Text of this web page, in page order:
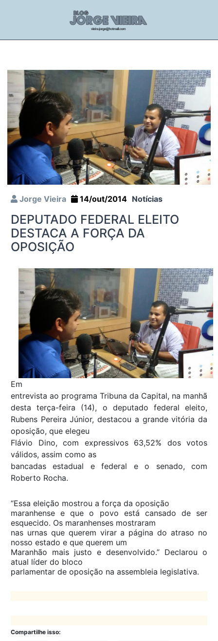
Jorge Vieira 14/out/2014 Notícias
DEPUTADO FEDERAL ELEITO
DESTACA A FORÇA DA
OPOSIÇÃO
Em
entrevista ao programa Tribuna da Capital, na manhã
desta terça-feira (14), o deputado federal eleito,
Rubens Pereira Júnior, destacou a grande vitória da
oposição, que elegeu
Flávio Dino, com expressivos 63,52% dos votos
válidos, assim como as
bancadas estadual e federal e o senado, com
Roberto Rocha.
“Essa eleição mostrou a força da oposição
maranhense e que o povo está cansado de ser
esquecido. Os maranhenses mostraram
nas urnas que querem virar a página do atraso no
nosso estado e que querem um
Maranhão mais justo e desenvolvido.” Declarou o
atual líder do bloco
parlamentar de oposição na assembleia legislativa.
Compartilhe isso: